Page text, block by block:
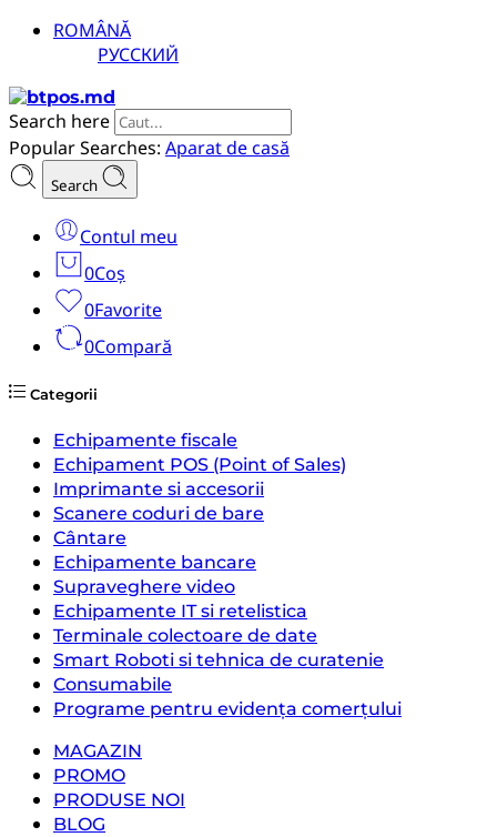
ROMÂNĂ
РУССКИЙ
Search here
Popular Searches: Aparat de casă
Search
Contul meu
0Coș
0Favorite
0Compară
Categorii
Echipamente fiscale
Echipament POS (Point of Sales)
Imprimante si accesorii
Scanere coduri de bare
Cântare
Echipamente bancare
Supraveghere video
Echipamente IT si retelistica
Terminale colectoare de date
Smart Roboti si tehnica de curatenie
Consumabile
Programe pentru evidența comerțului
MAGAZIN
PROMO
PRODUSE NOI
BLOG